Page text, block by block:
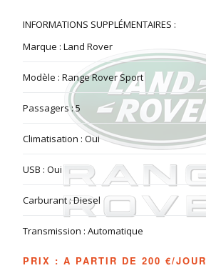
INFORMATIONS SUPPLÉMENTAIRES :
Marque : Land Rover
Modèle : Range Rover Sport
Passagers : 5
Climatisation : Oui
USB : Oui
Carburant : Diesel
Transmission : Automatique
PRIX : A PARTIR DE 200 €/JOUR